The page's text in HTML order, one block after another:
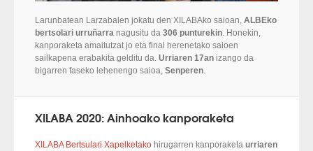
Larunbatean Larzabalen jokatu den XILABAko saioan, ALBEko
bertsolari urruñarra nagusitu da 306 punturekin. Honekin,
kanporaketa amaitutzat jo eta final herenetako saioen
sailkapena erabakita gelditu da. Urriaren 17an izango da
bigarren faseko lehenengo saioa, Senperen.
XILABA 2020: Ainhoako kanporaketa
XILABA Bertsulari Xapelketako hirugarren kanporaketa urriaren